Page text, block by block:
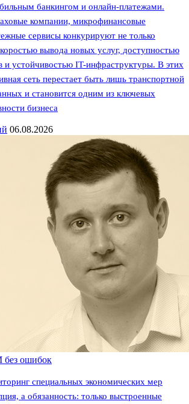
банкингом и онлайн-платежами.
компании, микрофинансовые
сервисы конкурируют не только
вывода новых услуг, доступностью
и устойчивостью IT-инфраструктуры. В этих
сеть перестает быть лишь транспортной
и становится одним из ключевых
бизнеса
06.08.2026
ошибок
специальных экономических мер
а обязанность: только выстроенные